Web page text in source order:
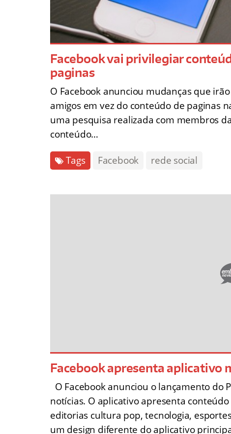
Facebook vai privilegiar
paginas
O Facebook anunciou mudanças que
amigos em vez do conteúdo de paginas
uma pesquisa realizada com membros
conteúdo…
Tags Facebook rede social
Facebook apresenta aplicativo
O Facebook anunciou o lançamento
notícias. O aplicativo apresenta
editorias cultura pop, tecnologia,
um design diferente do aplicativo